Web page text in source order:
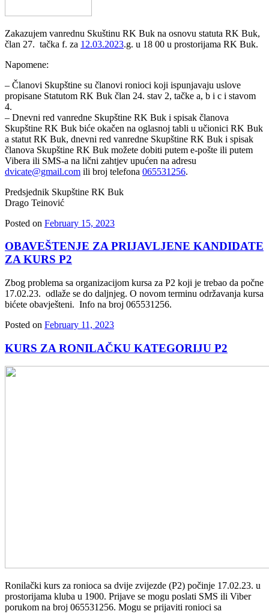
Zakazujem vanrednu Skuštinu RK Buk na osnovu statuta RK Buk,
član 27. tačka f. za 12.03.2023.g. u 18 00 u prostorijama RK Buk.
Napomene:
– Članovi Skupštine su članovi ronioci koji ispunjavaju uslove
propisane Statutom RK Buk član 24. stav 2, tačke a, b i c i stavom
4.
– Dnevni red vanredne Skupštine RK Buk i spisak članova
Skupštine RK Buk biće okačen na oglasnoj tabli u učionici RK Buk
a statut RK Buk, dnevni red vanredne Skupštine RK Buk i spisak
članova Skupštine RK Buk možete dobiti putem e-pošte ili putem
Vibera ili SMS-a na lični zahtjev upućen na adresu
dvicate@gmail.com ili broj telefona 065531256.
Predsjednik Skupštine RK Buk
Drago Teinović
Posted on February 15, 2023
OBAVEŠTENJE ZA PRIJAVLJENE KANDIDATE
ZA KURS P2
Zbog problema sa organizacijom kursa za P2 koji je trebao da počne
17.02.23. odlaže se do daljnjeg. O novom terminu održavanja kursa
bićete obavješteni. Info na broj 065531256.
Posted on February 11, 2023
KURS ZA RONILAČKU KATEGORIJU P2
Ronilački kurs za ronioca sa dvije zvijezde (P2) počinje 17.02.23. u
prostorijama kluba u 1900. Prijave se mogu poslati SMS ili Viber
porukom na broj 065531256. Mogu se prijaviti ronioci sa